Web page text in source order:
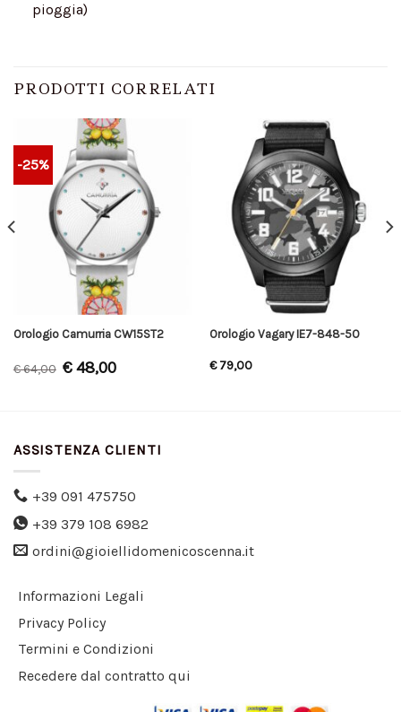
pioggia)
PRODOTTI CORRELATI
-25%
Orologio Camurria CW15ST2
€64,00 €48,00
Orologio Vagary IE7-848-50
€79,00
ASSISTENZA CLIENTI
+39 091 475750
+39 379 108 6982
ordini@gioiellidomenicoscenna.it
Informazioni Legali
Privacy Policy
Termini e Condizioni
Recedere dal contratto qui